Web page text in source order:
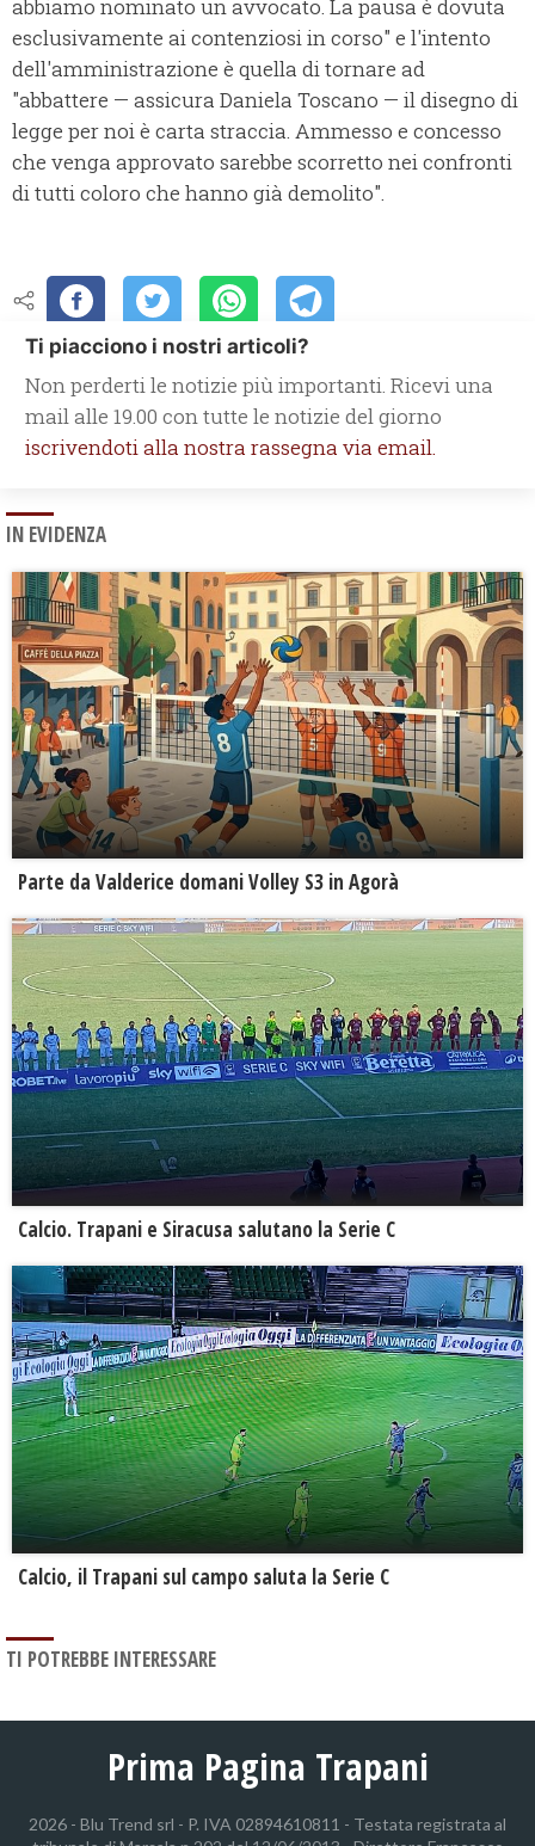
abbiamo nominato un avvocato. La pausa è dovuta
esclusivamente ai contenziosi in corso" e l'intento
dell'amministrazione è quella di tornare ad
"abbattere — assicura Daniela Toscano — il disegno di
legge per noi è carta straccia. Ammesso e concesso
che venga approvato sarebbe scorretto nei confronti
di tutti coloro che hanno già demolito".
Ti piacciono i nostri articoli?
Non perderti le notizie più importanti. Ricevi una
mail alle 19.00 con tutte le notizie del giorno
iscrivendoti alla nostra rassegna via email.
IN EVIDENZA
Parte da Valderice domani Volley S3 in Agorà
Calcio. Trapani e Siracusa salutano la Serie C
Calcio, il Trapani sul campo saluta la Serie C
TI POTREBBE INTERESSARE
Prima Pagina Trapani
2026 - Blu Trend srl - P. IVA 02894610811 - Testata registrata al